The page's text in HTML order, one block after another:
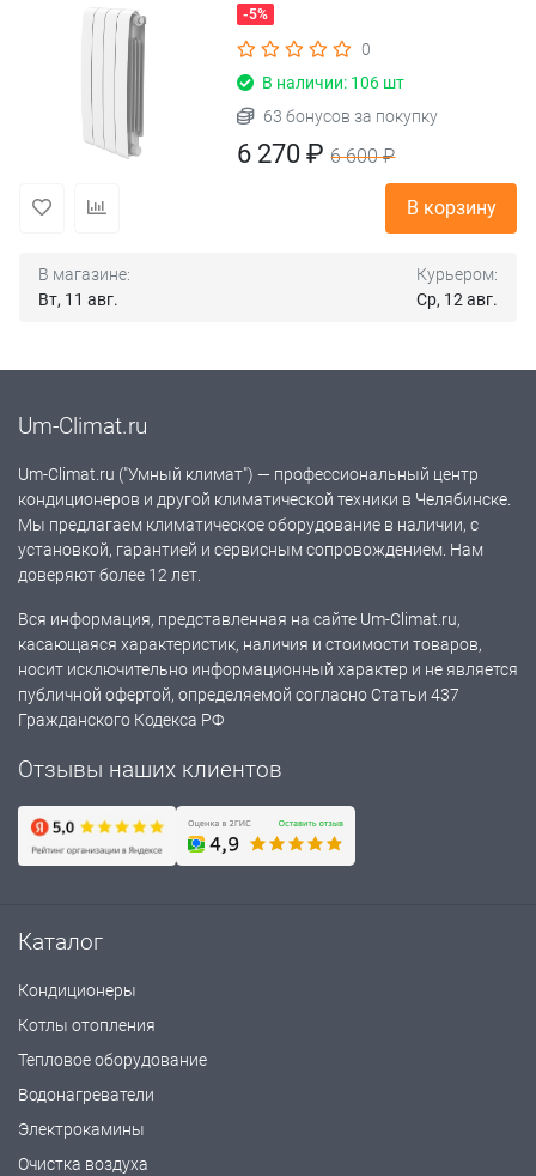
-5%
0
В наличии: 106 шт
63 бонусов за покупку
6 270 ₽6 600 ₽
В корзину
В магазине:
Вт, 11 авг.
Курьером:
Ср, 12 авг.
Um-Climat.ru
Um-Climat.ru ("Умный климат") — профессиональный центр
кондиционеров и другой климатической техники в Челябинске.
Мы предлагаем климатическое оборудование в наличии, с
установкой, гарантией и сервисным сопровождением. Нам
доверяют более 12 лет.
Вся информация, представленная на сайте Um-Climat.ru,
касающаяся характеристик, наличия и стоимости товаров,
носит исключительно информационный характер и не является
публичной офертой, определяемой согласно Статьи 437
Гражданского Кодекса РФ
Отзывы наших клиентов
Каталог
Кондиционеры
Котлы отопления
Тепловое оборудование
Водонагреватели
Электрокамины
Очистка воздуха